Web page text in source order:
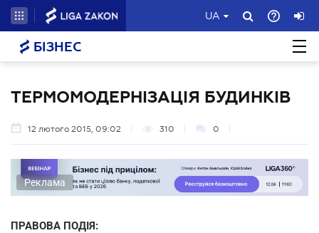
UA
БІЗНЕС
ТЕРМОМОДЕРНІЗАЦІЯ БУДИНКІВ
12 лютого 2015, 09:02 310 0
Реклама
ПРАВОВА ПОДІЯ: